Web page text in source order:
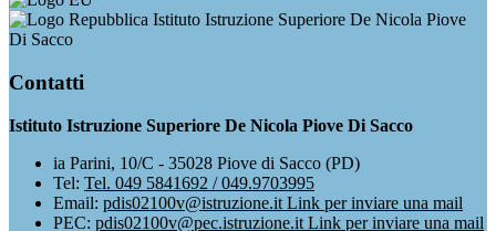
Istituto Istruzione Superiore De Nicola Piove
Di Sacco
Contatti
Istituto Istruzione Superiore De Nicola Piove Di Sacco
ia Parini, 10/C - 35028 Piove di Sacco (PD)
Tel: Tel. 049 5841692 / 049.9703995
Email: pdis02100v@istruzione.it Link per inviare una mail
PEC: pdis02100v@pec.istruzione.it Link per inviare una mail